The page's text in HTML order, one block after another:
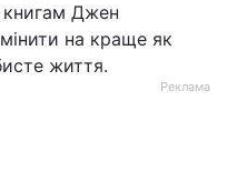
книгам Джен
на краще як
життя.
Реклама